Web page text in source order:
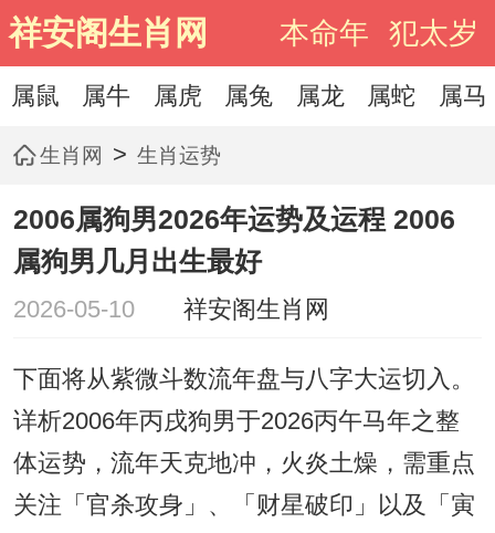
祥安阁生肖网 本命年 犯太岁
属鼠 属牛 属虎 属兔 属龙 属蛇 属马
生肖网 > 生肖运势
2006属狗男2026年运势及运程 2006
属狗男几月出生最好
2026-05-10 祥安阁生肖网
下面将从紫微斗数流年盘与八字大运切入。
详析2006年丙戌狗男于2026丙午马年之整
体运势，流年天克地冲，火炎土燥，需重点
关注「官杀攻身」、「财星破印」以及「寅